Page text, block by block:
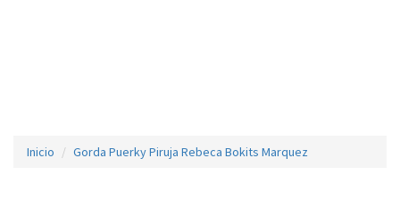
Inicio Gorda Puerky Piruja Rebeca Bokits Marquez